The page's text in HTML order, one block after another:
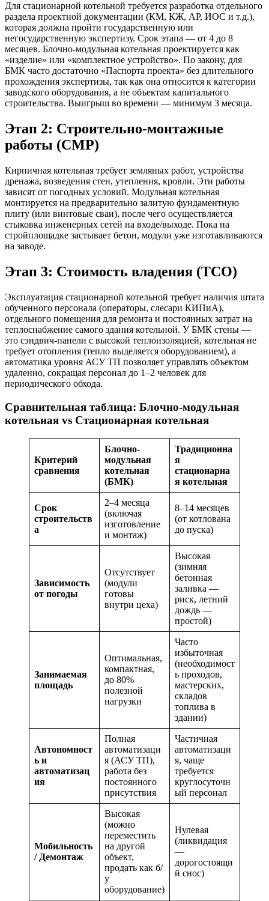
Для стационарной котельной требуется разработка отдельного
раздела проектной документации (КМ, КЖ, АР, ИОС и т.д.),
которая должна пройти государственную или
негосударственную экспертизу. Срок этапа — от 4 до 8
месяцев. Блочно-модульная котельная проектируется как
«изделие» или «комплектное устройство». По закону, для
БМК часто достаточно «Паспорта проекта» без длительного
прохождения экспертизы, так как она относится к категории
заводского оборудования, а не объектам капитального
строительства. Выигрыш во времени — минимум 3 месяца.
Этап 2: Строительно-монтажные
работы (СМР)
Кирпичная котельная требует земляных работ, устройства
дренажа, возведения стен, утепления, кровли. Эти работы
зависят от погодных условий. Модульная котельная
монтируется на предварительно залитую фундаментную
плиту (или винтовые сваи), после чего осуществляется
стыковка инженерных сетей на входе/выходе. Пока на
стройплощадке застывает бетон, модули уже изготавливаются
на заводе.
Этап 3: Стоимость владения (TCO)
Эксплуатация стационарной котельной требует наличия штата
обученного персонала (операторы, слесари КИПиА),
отдельного помещения для ремонта и постоянных затрат на
теплоснабжение самого здания котельной. У БМК стены —
это сэндвич-панели с высокой теплоизоляцией, котельная не
требует отопления (тепло выделяется оборудованием), а
автоматика уровня АСУ ТП позволяет управлять объектом
удаленно, сокращая персонал до 1–2 человек для
периодического обхода.
Сравнительная таблица: Блочно-модульная
котельная vs Стационарная котельная
Критерий
сравнения
Блочно-
модульная
котельная
(БМК)
Традиционна
я
стационарна
я котельная
Срок
строительств
а
2–4 месяца
(включая
изготовление
и монтаж)
8–14 месяцев
(от котлована
до пуска)
Зависимость
от погоды
Отсутствует
(модули
готовы
внутри цеха)
Высокая
(зимняя
бетонная
заливка —
риск, летний
дождь —
простой)
Занимаемая
площадь
Оптимальная,
компактная,
до 80%
полезной
нагрузки
Часто
избыточная
(необходимост
ь проходов,
мастерских,
складов
топлива в
здании)
Автономност
ь и
автоматизац
ия
Полная
автоматизаци
я (АСУ ТП),
работа без
постоянного
присутствия
Частичная
автоматизаци
я, чаще
требуется
круглосуточн
ый персонал
Мобильность
/ Демонтаж
Высокая
(можно
переместить
на другой
объект,
продать как б/
у
оборудование)
Нулевая
(ликвидация
—
дорогостоящи
й снос)